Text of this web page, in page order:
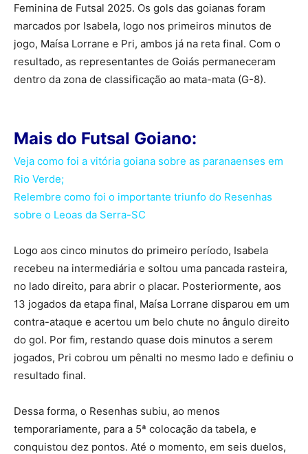
Feminina de Futsal 2025. Os gols das goianas foram
marcados por Isabela, logo nos primeiros minutos de
jogo, Maísa Lorrane e Pri, ambos já na reta final. Com o
resultado, as representantes de Goiás permaneceram
dentro da zona de classificação ao mata-mata (G-8).
Mais do Futsal Goiano:
Veja como foi a vitória goiana sobre as paranaenses em
Rio Verde;
Relembre como foi o importante triunfo do Resenhas
sobre o Leoas da Serra-SC
Logo aos cinco minutos do primeiro período, Isabela
recebeu na intermediária e soltou uma pancada rasteira,
no lado direito, para abrir o placar. Posteriormente, aos
13 jogados da etapa final, Maísa Lorrane disparou em um
contra-ataque e acertou um belo chute no ângulo direito
do gol. Por fim, restando quase dois minutos a serem
jogados, Pri cobrou um pênalti no mesmo lado e definiu o
resultado final.
Dessa forma, o Resenhas subiu, ao menos
temporariamente, para a 5ª colocação da tabela, e
conquistou dez pontos. Até o momento, em seis duelos,